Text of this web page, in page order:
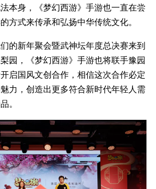
身，《梦幻西游》手游也一直在尝
方式来传承和弘扬中华传统文化。
新年聚会暨武神坛年度总决赛来到
园，《梦幻西游》手游也将联手豫园
启国风文创合作，相信这次合作必定
力，创造出更多符合新时代年轻人需
。